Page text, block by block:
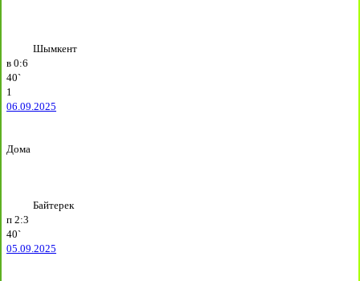
Шымкент
в 0:6
40`
1
06.09.2025
Дома
Байтерек
п 2:3
40`
05.09.2025